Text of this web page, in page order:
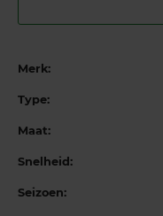
Merk:
Type:
Maat:
Snelheid:
Seizoen: